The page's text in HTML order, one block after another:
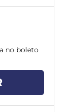
no boleto